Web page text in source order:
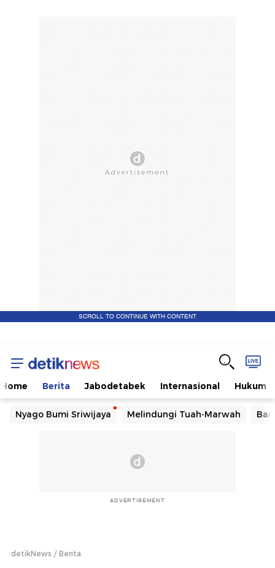
SCROLL TO CONTINUE WITH CONTENT
Home Berita Jabodetabek Internasional Hukum
Nyago Bumi Sriwijaya Melindungi Tuah-Marwah
ADVERTISEMENT
detikNews Berita